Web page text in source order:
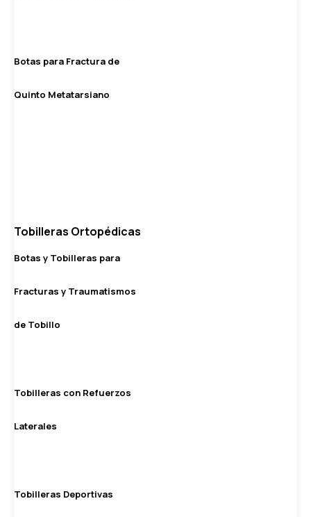
Botas para Fractura de
Quinto Metatarsiano
Tobilleras Ortopédicas
Botas y Tobilleras para
Fracturas y Traumatismos
de Tobillo
Tobilleras con Refuerzos
Laterales
Tobilleras Deportivas